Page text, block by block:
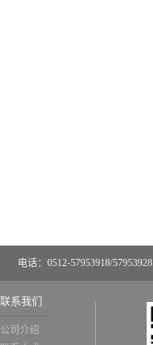
电话：0512-57953918/57953928
联系我们
公司介绍